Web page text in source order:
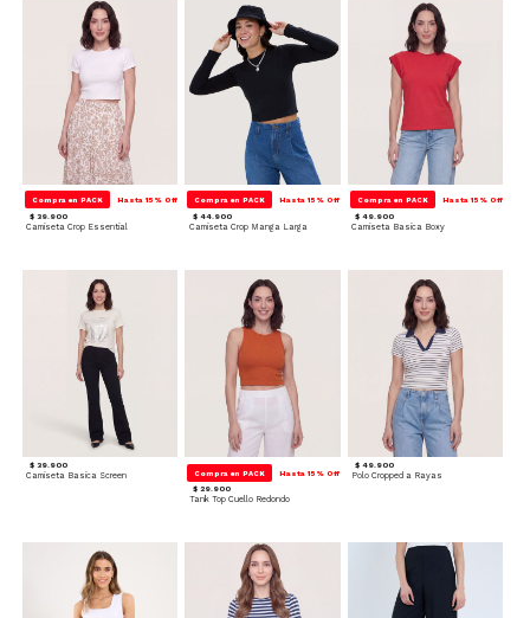
Compra en PACK Hasta 15% Off
$ 39.900
Camiseta Crop Essential
Compra en PACK Hasta 15% Off
$ 44.900
Camiseta Crop Manga Larga
Compra en PACK Hasta 15% Off
$ 49.900
Camiseta Basica Boxy
$ 39.900
Camiseta Basica Screen Compra en PACK Hasta 15% Off
$ 29.900
Tank Top Cuello Redondo
$ 49.900
Polo Cropped a Rayas